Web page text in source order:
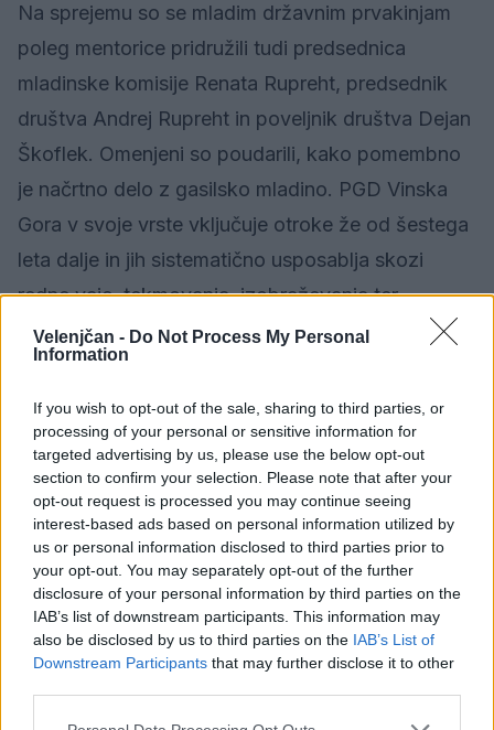
Velenjčan - Do Not Process My Personal
Information
If you wish to opt-out of the sale, sharing to third parties, or
processing of your personal or sensitive information for
targeted advertising by us, please use the below opt-out
section to confirm your selection. Please note that after your
opt-out request is processed you may continue seeing
interest-based ads based on personal information utilized by
us or personal information disclosed to third parties prior to
your opt-out. You may separately opt-out of the further
disclosure of your personal information by third parties on the
IAB’s list of downstream participants. This information may
also be disclosed by us to third parties on the IAB’s List of
Downstream Participants that may further disclose it to other
Na sprejemu so se mladim državnim prvakinjam
poleg mentorice pridružili tudi predsednica
mladinske komisije Renata Rupreht, predsednik
društva Andrej Rupreht in poveljnik društva Dejan
Škoflek. Omenjeni so poudarili, kako pomembno
je načrtno delo z gasilsko mladino. PGD Vinska
Gora v svoje vrste vključuje otroke že od šestega
leta dalje in jih sistematično usposablja skozi
redne vaje, tekmovanja, izobraževanja ter
preventivne in družabne aktivnosti.
Velenjčana.
Vir: MOV